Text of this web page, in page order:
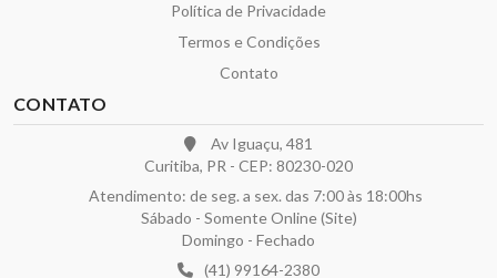
Política de Privacidade
Termos e Condições
Contato
CONTATO
Av Iguaçu, 481
Curitiba, PR - CEP: 80230-020
Atendimento: de seg. a sex. das 7:00 às 18:00hs
Sábado - Somente Online (Site)
Domingo - Fechado
(41) 99164-2380